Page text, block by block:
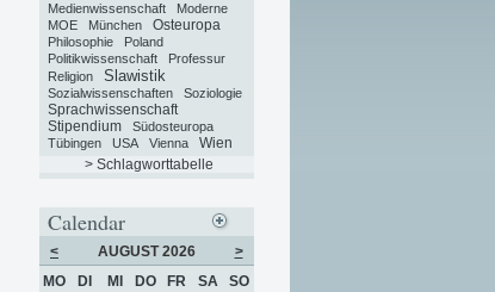
Medienwissenschaft
Moderne
MOE
München Osteuropa
Philosophie
Poland
Politikwissenschaft
Professur
Religion
Slawistik
Sozialwissenschaften Soziologie
Sprachwissenschaft
Stipendium
Südosteuropa
Tübingen
USA Vienna
Wien
> Schlagworttabelle
Calendar
< AUGUST 2026
>
MO
DI MI DO FR SA
SO